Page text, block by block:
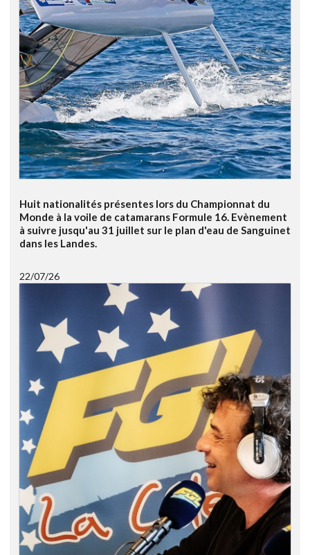
Huit nationalités présentes lors du Championnat du
Monde à la voile de catamarans Formule 16. Evènement
à suivre jusqu'au 31 juillet sur le plan d'eau de Sanguinet
dans les Landes.
22/07/26